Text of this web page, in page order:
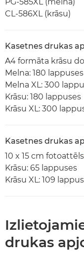
CL-586XL (krāsu)
Kasetnes drukas
A4 formāta krāsu
Melna: 180 lappuses
Melna XL: 300
Krāsu: 180 lappuses
Krāsu XL: 300
Kasetnes drukas
10 x 15 cm fotoattēls
Krāsu: 65 lappuses
Krāsu XL: 109
drukas